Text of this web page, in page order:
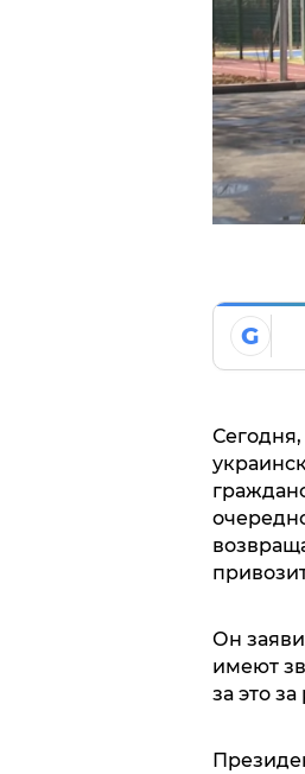
G
Он
имеют
за это